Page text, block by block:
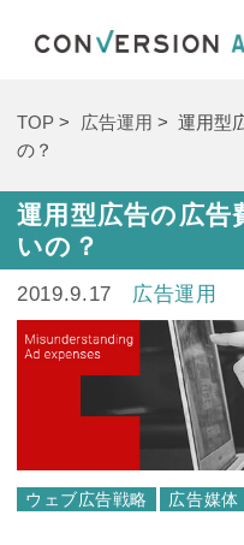
TOP 広告運用
運用型
の？
運用型広告の広
いの？
2019.9.17 広告運用
ウェブ広告戦略 広告媒体